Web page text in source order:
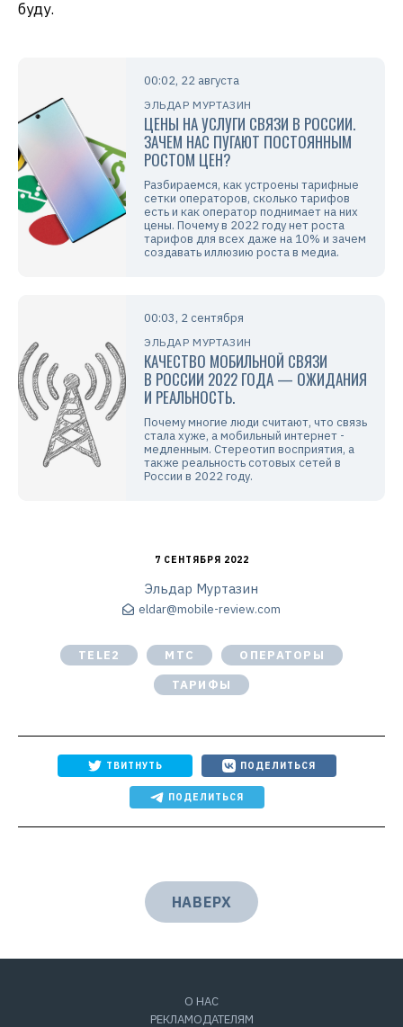
буду.
00:02, 22 августа
ЭЛЬДАР МУРТАЗИН
ЦЕНЫ НА УСЛУГИ СВЯЗИ В РОССИИ.
ЗАЧЕМ НАС ПУГАЮТ ПОСТОЯННЫМ
РОСТОМ ЦЕН?
Разбираемся, как устроены тарифные
сетки операторов, сколько тарифов
есть и как оператор поднимает на них
цены. Почему в 2022 году нет роста
тарифов для всех даже на 10% и зачем
создавать иллюзию роста в медиа.
00:03, 2 сентября
ЭЛЬДАР МУРТАЗИН
КАЧЕСТВО МОБИЛЬНОЙ СВЯЗИ
В РОССИИ 2022 ГОДА — ОЖИДАНИЯ
И РЕАЛЬНОСТЬ.
Почему многие люди считают, что связь
стала хуже, а мобильный интернет -
медленным. Стереотип восприятия, а
также реальность сотовых сетей в
России в 2022 году.
7 СЕНТЯБРЯ 2022
Эльдар Муртазин
eldar@mobile-review.com
TELE2 МТС
ОПЕРАТОРЫ
ТАРИФЫ
ТВИТНУТЬ ПОДЕЛИТЬСЯ
ПОДЕЛИТЬСЯ
НАВЕРХ
О НАС
РЕКЛАМОДАТЕЛЯМ